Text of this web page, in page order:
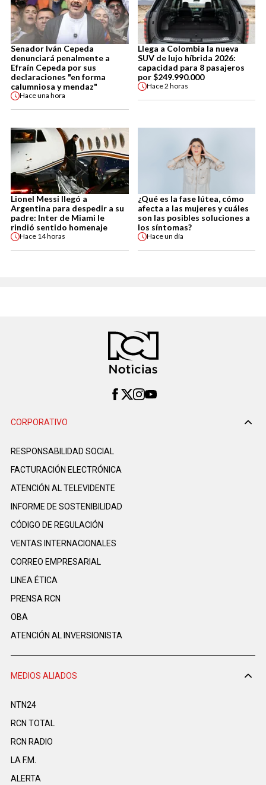
Senador Iván Cepeda
denunciará penalmente a
Efraín Cepeda por sus
declaraciones "en forma
calumniosa y mendaz"
Haceuna hora
Llega a Colombia la nueva
SUV de lujo híbrida 2026:
capacidad para 8 pasajeros
por $249.990.000
Hace2 horas
Lionel Messi llegó a
Argentina para despedir a su
padre: Inter de Miami le
rindió sentido homenaje
Hace 14 horas
¿Qué es la fase lútea, cómo
afecta a las mujeres y cuáles
son las posibles soluciones a
los síntomas?
Haceun día
CORPORATIVO
RESPONSABILIDAD SOCIAL
FACTURACIÓN ELECTRÓNICA
ATENCIÓN AL TELEVIDENTE
INFORME DE SOSTENIBILIDAD
CÓDIGO DE REGULACIÓN
VENTAS INTERNACIONALES
CORREO EMPRESARIAL
LINEA ÉTICA
PRENSA RCN
OBA
ATENCIÓN AL INVERSIONISTA
MEDIOS ALIADOS
NTN24
RCN TOTAL
RCN RADIO
LA F.M.
ALERTA